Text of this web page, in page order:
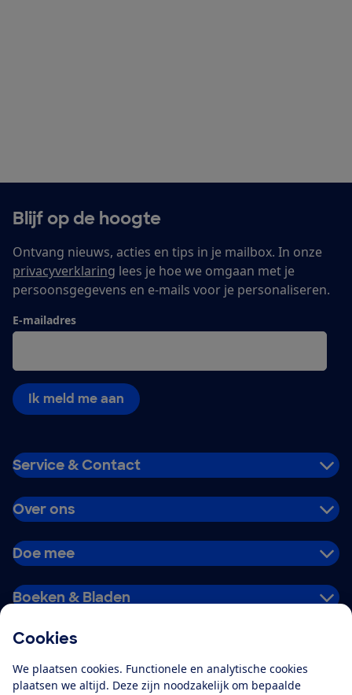
Cookies
We plaatsen cookies. Functionele en analytische cookies
plaatsen we altijd. Deze zijn noodzakelijk om bepaalde
Blijf op de hoogte
Ontvang nieuws, acties en tips in je mailbox. In onze
privacyverklaring lees je hoe we omgaan met je
persoonsgegevens en e-mails voor je personaliseren.
E-mailadres
Ik meld me aan
Service & Contact
Over ons
Doe mee
Boeken & Bladen